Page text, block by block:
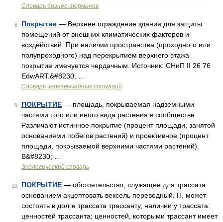
Словарь бизнес-терминов
8 Покрытие — Верхнее ограждение здания для защиты
помещений от внешних климатических факторов и
воздействий. При наличии пространства (проходного или
полупроходного) над перекрытием верхнего этажа
покрытие именуется чердачным. Источник: СНиП II 26 76
EdwART.&#8230; …
Словарь черезвычайных ситуаций
9 ПОКРЫТИЕ — площадь, покрываемая надземными
частями того или иного вида растения в сообществе.
Различают истинное покрытие (процент площади, занятой
основаниями побегов растений) и проективное (процент
площади, покрываемой верхними частями растений).
В&#8230; …
Экологический словарь
10 ПОКРЫТИЕ — обстоятельство, служащее для трассата
основанием акцептовать вексель переводный. П. может
состоять в долге трассата трассанту, наличии у трассата:
ценностей трассанта; ценностей, которыми трассант имеет